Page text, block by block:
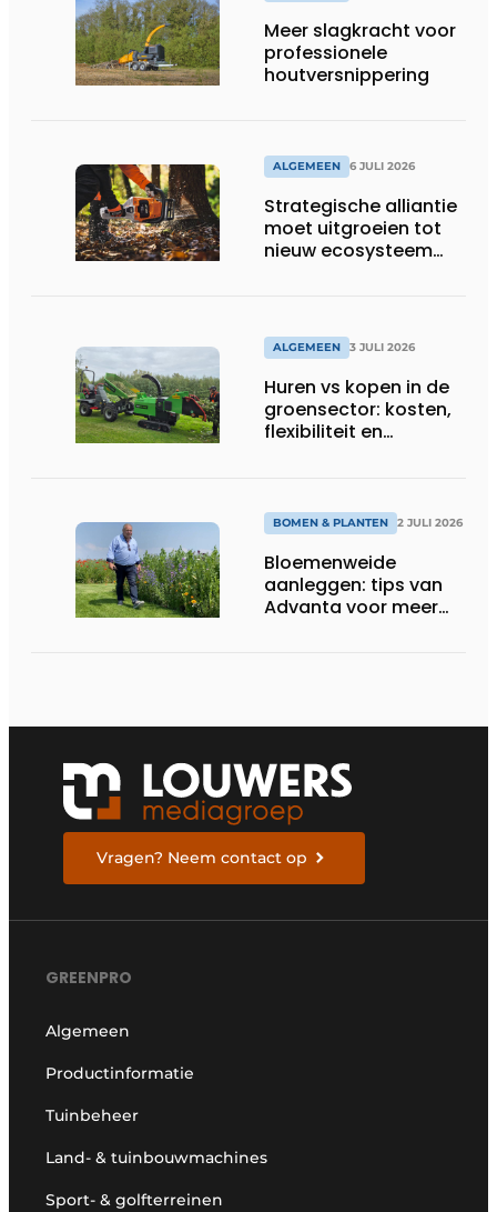
Meer slagkracht voor
professionele
houtversnippering
ALGEMEEN 6 JULI 2026
Strategische alliantie
moet uitgroeien tot
nieuw ecosysteem
ALGEMEEN 3 JULI 2026
Huren vs kopen in de
groensector: kosten,
flexibiliteit en
BOMEN & PLANTEN 2 JULI 2026
Bloemenweide
aanleggen: tips van
Advanta voor meer
Vragen? Neem contact op
GREENPRO
Algemeen
Productinformatie
Tuinbeheer
Land- & tuinbouwmachines
Sport- & golfterreinen